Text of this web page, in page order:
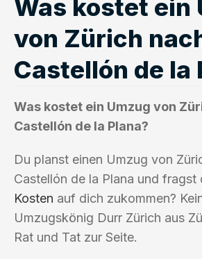
Was kostet ein
von Zürich
Castellón de la
Was kostet ein Umzug von
Castellón de la Plana?
Du planst einen Umzug von
Castellón de la Plana und
Kosten auf dich zukommen?
Umzugskönig Durr Zürich aus
Rat und Tat zur Seite.